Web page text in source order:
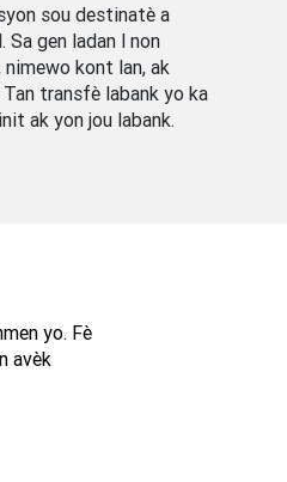
sou destinatè a
Sa gen ladan l non
kont lan, ak
transfè labank yo ka
ak yon jou labank.
yo. Fè
avèk